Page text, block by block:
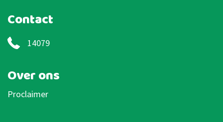
Contact
14079
Over ons
Proclaimer